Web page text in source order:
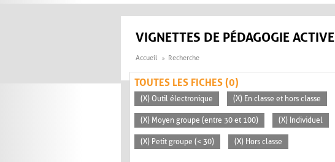
VIGNETTES DE PÉDAGOGIE ACTIVE
Accueil Recherche
TOUTES LES FICHES (0)
(X) Outil électronique (X) En classe et hors classe
(X) Moyen groupe (entre 30 et 100) (X) Individuel
(X) Petit groupe (< 30) (X) Hors classe